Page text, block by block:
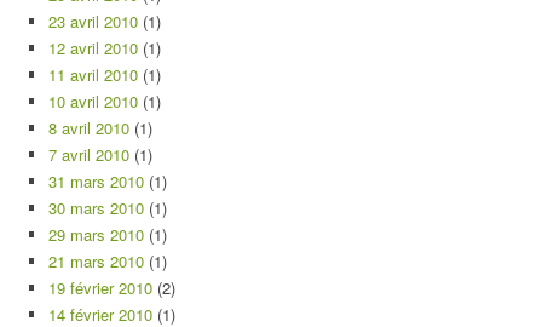
23 avril 2010 (1)
12 avril 2010 (1)
11 avril 2010 (1)
10 avril 2010 (1)
8 avril 2010 (1)
7 avril 2010 (1)
31 mars 2010 (1)
30 mars 2010 (1)
29 mars 2010 (1)
21 mars 2010 (1)
19 février 2010 (2)
14 février 2010 (1)